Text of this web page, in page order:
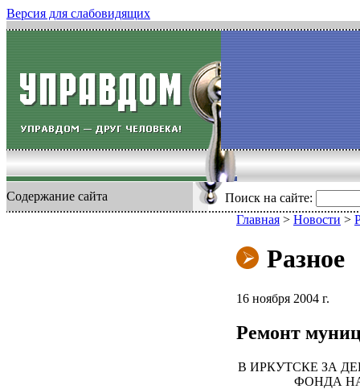
Версия для слабовидящих
Содержание сайта Поиск на сайте:
Главная > Новости >
Разное
16 ноября 2004 г.
Ремонт
В ИРКУТСКЕ ЗА
ФОНДА